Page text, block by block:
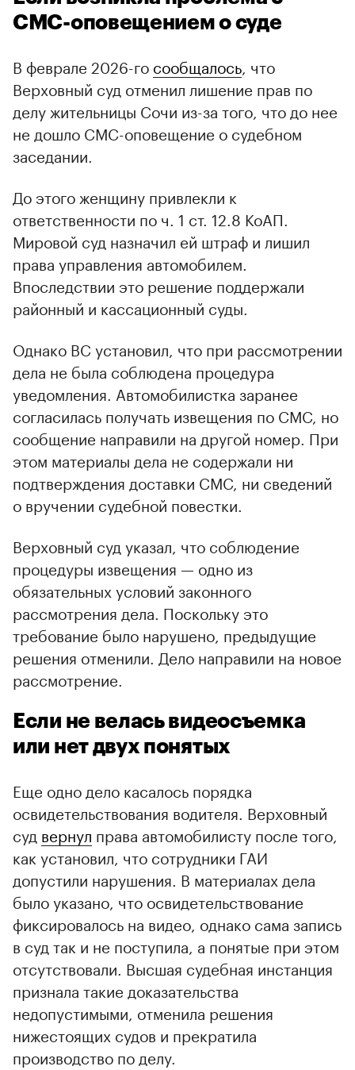
СМС-оповещением о суде
В феврале 2026-го сообщалось, что
Верховный суд отменил лишение прав по
делу жительницы Сочи из-за того, что до нее
не дошло СМС-оповещение о судебном
заседании.
До этого женщину привлекли к
ответственности по ч. 1 ст. 12.8 КоАП.
Мировой суд назначил ей штраф и лишил
права управления автомобилем.
Впоследствии это решение поддержали
районный и кассационный суды.
Однако ВС установил, что при рассмотрении
дела не была соблюдена процедура
уведомления. Автомобилистка заранее
согласилась получать извещения по СМС, но
сообщение направили на другой номер. При
этом материалы дела не содержали ни
подтверждения доставки СМС, ни сведений
о вручении судебной повестки.
Верховный суд указал, что соблюдение
процедуры извещения — одно из
обязательных условий законного
рассмотрения дела. Поскольку это
требование было нарушено, предыдущие
решения отменили. Дело направили на новое
рассмотрение.
Если не велась видеосъемка
или нет двух понятых
Еще одно дело касалось порядка
освидетельствования водителя. Верховный
суд вернул права автомобилисту после того,
как установил, что сотрудники ГАИ
допустили нарушения. В материалах дела
было указано, что освидетельствование
фиксировалось на видео, однако сама запись
в суд так и не поступила, а понятые при этом
отсутствовали. Высшая судебная инстанция
признала такие доказательства
недопустимыми, отменила решения
нижестоящих судов и прекратила
производство по делу.